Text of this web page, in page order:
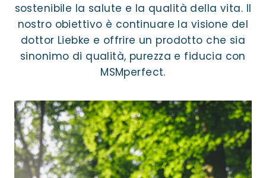
sostenibile la salute e la qualità della vita. Il
nostro obiettivo è continuare la visione del
dottor Liebke e offrire un prodotto che sia
sinonimo di qualità, purezza e fiducia con
MSMperfect.